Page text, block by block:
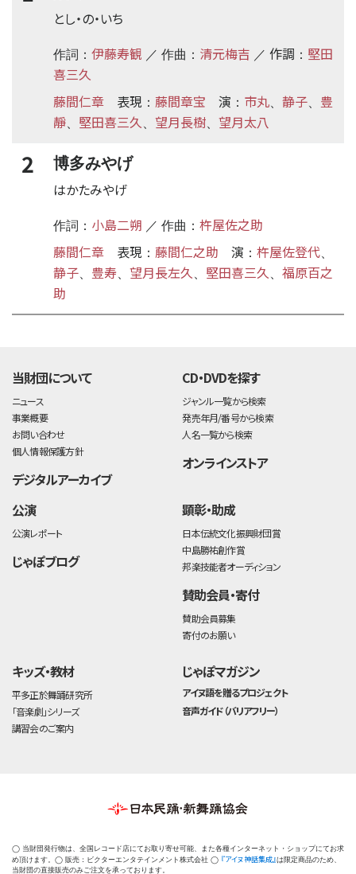
とし・の・いち
作詞： 伊藤寿観 ／ 作曲： 清元梅吉 ／ 作調 ： 堅田
喜三久
藤間仁章
表現 ： 藤間章宝 演 ： 市丸 静子
豊
靜
堅田喜三久 望月長樹 望月太八
2 博多みやげ
はかたみやげ
作詞： 小島二朔 ／ 作曲： 杵屋佐之助
藤間仁章
表現 ： 藤間仁之助 演 ： 杵屋佐登代
静子 豊寿 望月長左久 堅田喜三久
福原百之
助
当財団について
ニュース
事業概要
お問い合わせ
個人情報保護方針
デジタルアーカイブ
CD・DVDを探す
ジャンル一覧から検索
発売年月/番号から検索
人名一覧から検索
オンラインストア
公演
公演レポート
じゃぽブログ
顕彰・助成
日本伝統文化振興財団賞
中島勝祐創作賞
邦楽技能者オーディション
賛助会員・寄付
賛助会員募集
寄付のお願い
キッズ・教材
平多正於舞踊研究所
「音楽劇」シリーズ
講習会のご案内
じゃぽマガジン
アイヌ語を贈るプロジェクト
音声ガイド（バリアフリー）
◯ 当財団発行物は、全国レコード店にてお取り寄せ可能、また各種インターネット・ショップにてお求
め頂けます。◯ 販売：ビクターエンタテインメント株式会社 ◯ 『アイヌ神話集成』は限定商品のため、
当財団の直接販売のみご注文を承っております。